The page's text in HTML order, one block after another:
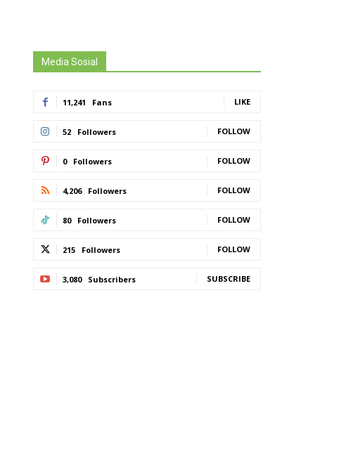
Media Sosial
11,241 Fans LIKE
52 Followers FOLLOW
0 Followers FOLLOW
4,206 Followers FOLLOW
80 Followers FOLLOW
215 Followers FOLLOW
3,080 Subscribers SUBSCRIBE